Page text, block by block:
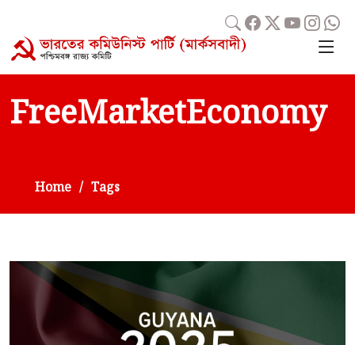
FreeMarketEconomy
Home Tags